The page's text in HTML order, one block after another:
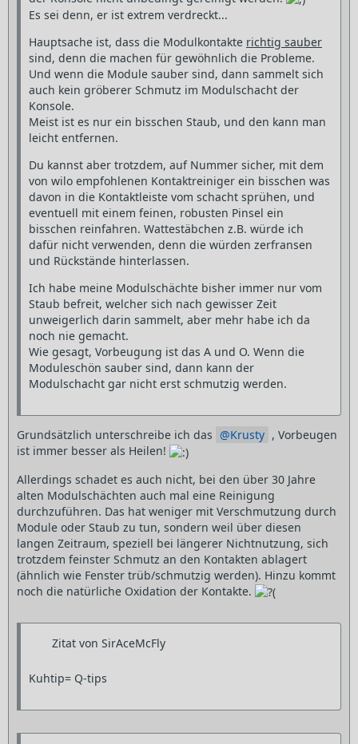
Es sei denn, er ist extrem verdreckt...
Hauptsache ist, dass die Modulkontakte richtig sauber
sind, denn die machen für gewöhnlich die Probleme.
Und wenn die Module sauber sind, dann sammelt sich
auch kein gröberer Schmutz im Modulschacht der
Konsole.
Meist ist es nur ein bisschen Staub, und den kann man
leicht entfernen.
Du kannst aber trotzdem, auf Nummer sicher, mit dem
von wilo empfohlenen Kontaktreiniger ein bisschen was
davon in die Kontaktleiste vom schacht sprühen, und
eventuell mit einem feinen, robusten Pinsel ein
bisschen reinfahren. Wattestäbchen z.B. würde ich
dafür nicht verwenden, denn die würden zerfransen
und Rückstände hinterlassen.
Ich habe meine Modulschächte bisher immer nur vom
Staub befreit, welcher sich nach gewisser Zeit
unweigerlich darin sammelt, aber mehr habe ich da
noch nie gemacht.
Wie gesagt, Vorbeugung ist das A und O. Wenn die
Moduleschön sauber sind, dann kann der
Modulschacht gar nicht erst schmutzig werden.
Grundsätzlich unterschreibe ich das Krusty , Vorbeugen
ist immer besser als Heilen!
Allerdings schadet es auch nicht, bei den über 30 Jahre
alten Modulschächten auch mal eine Reinigung
durchzuführen. Das hat weniger mit Verschmutzung durch
Module oder Staub zu tun, sondern weil über diesen
langen Zeitraum, speziell bei längerer Nichtnutzung, sich
trotzdem feinster Schmutz an den Kontakten ablagert
(ähnlich wie Fenster trüb/schmutzig werden). Hinzu kommt
noch die natürliche Oxidation der Kontakte.
Zitat von SirAceMcFly
Kuhtip= Q-tips